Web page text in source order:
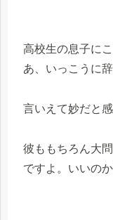
高校生の息子に
あ、いっこうに
言いえて妙だと
彼ももちろん大
ですよ。いいのか